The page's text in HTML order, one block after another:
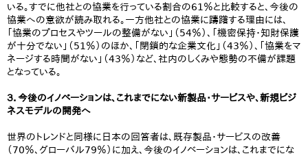
いる。すでに他社との協業を行っている割合の61％と比較すると、今後の
協業への意欲が読み取れる。一方他社との協業に躊躇する理由には、
「協業のプロセスやツールの整備がない」（54％）、「機密保持・知財保護
が十分でない」（51％）のほか、「閉鎖的な企業文化」（43％）、「協業をマ
ネージする時間がない」（43％）など、社内のしくみや態勢の不備が課題
となっている。
３．今後のイノベーションは、これまでにない新製品・サービスや、新規ビジ
ネスモデルの開発へ
世界のトレンドと同様に日本の回答者は、既存製品・サービスの改善
（70％、グローバル79％）に加え、今後のイノベーションは、これまでにな